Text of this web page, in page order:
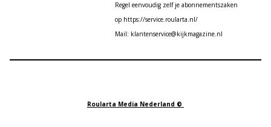
Regel eenvoudig zelf je abonnementszaken
op https://service.roularta.nl/
Mail: klantenservice@kijkmagazine.nl
Roularta Media Nederland ©